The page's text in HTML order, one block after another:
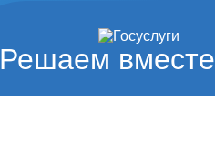
Решаем вместе